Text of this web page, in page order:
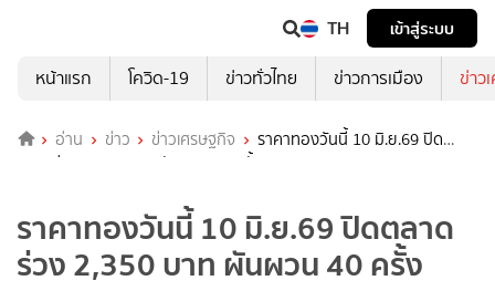
TH
เข้าสู่ระบบ
หน้าแรก
โควิด-19 ข่าวทั่วไทย ข่าวการเมือง ข่าว
อ่าน ข่าว ข่าวเศรษฐกิจ
ราคาทองวันนี้ 10 มิ.ย.69 ปิด
ตลาดร่วง 2,350 บาท ผันผวน 40 ครั้ง
ราคาทองวันนี้ 10 มิ.ย.69 ปิดตลาด
ร่วง 2,350 บาท ผันผวน 40 ครั้ง